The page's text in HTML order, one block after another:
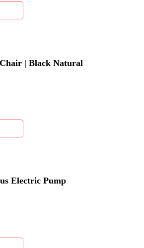
| Black Natural
Electric Pump